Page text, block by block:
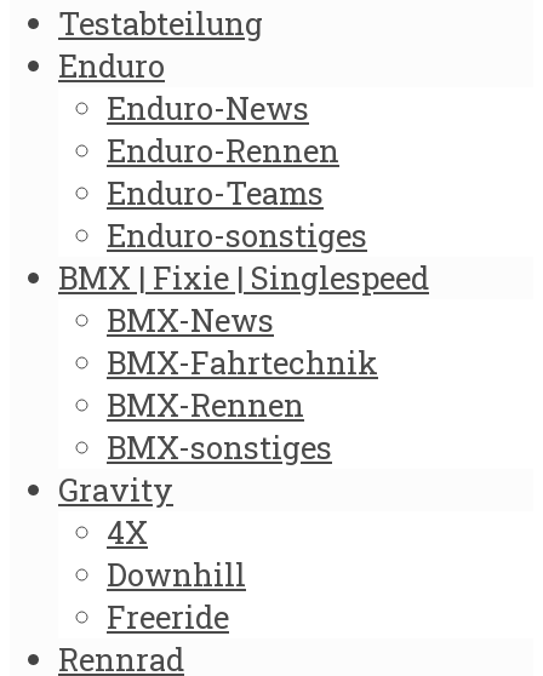
Testabteilung
Enduro
Enduro-News
Enduro-Rennen
Enduro-Teams
Enduro-sonstiges
BMX | Fixie | Singlespeed
BMX-News
BMX-Fahrtechnik
BMX-Rennen
BMX-sonstiges
Gravity
4X
Downhill
Freeride
Rennrad